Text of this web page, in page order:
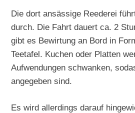
Die dort ansässige Reederei
durch. Die Fahrt dauert ca. 2
gibt es Bewirtung an Bord in
Teetafel. Kuchen oder Platten
Aufwendungen schwanken,
angegeben sind.
Es wird allerdings darauf